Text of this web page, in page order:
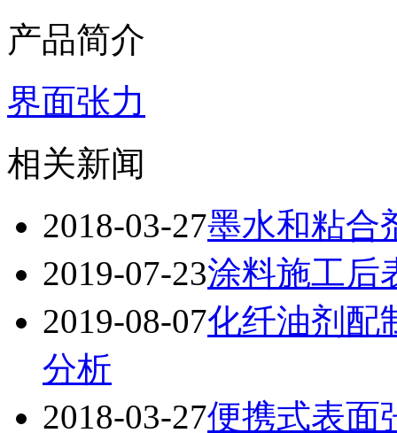
产品简介
界面张力
相关新闻
2018-03-27墨水和粘合
2019-07-23涂料施工后
2019-08-07化纤油剂配
分析
2018-03-27便携式表面